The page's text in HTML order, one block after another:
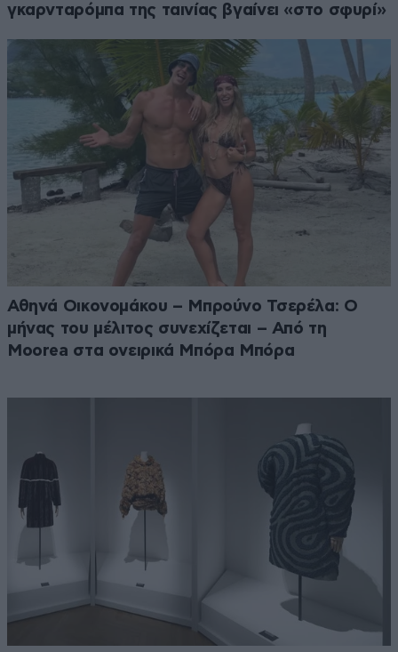
γκαρνταρόμπα της ταινίας βγαίνει «στο σφυρί»
Αθηνά Οικονομάκου – Μπρούνο Τσερέλα: Ο
μήνας του μέλιτος συνεχίζεται – Από τη
Moorea στα ονειρικά Μπόρα Μπόρα